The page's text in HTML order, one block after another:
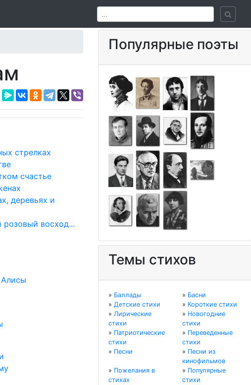
стрелках
счастье
деревьях и
розовый восход...
Алисы
Популярные поэты
Темы стихов
» Баллады » Басни
» Детские стихи » Короткие стихи
» Лирические
стихи
» Новогодние
стихи
» Патриотические
стихи
» Переведенные
стихи
» Песни » Песни из
кинофильмов
» Пожелания в
стихах
» Популярные
стихи